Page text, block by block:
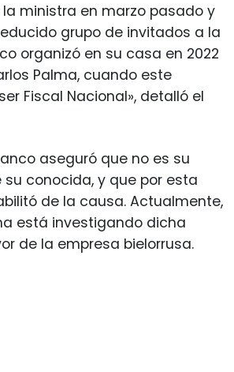
ministra en marzo pasado y
grupo de invitados a la
organizó en su casa en 2022
Palma, cuando este
Fiscal Nacional», detalló el
aseguró que no es su
su conocida, y que por esta
de la causa. Actualmente,
está investigando dicha
de la empresa bielorrusa.